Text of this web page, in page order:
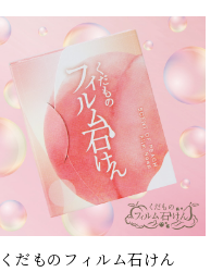
くだものフィルム石けん